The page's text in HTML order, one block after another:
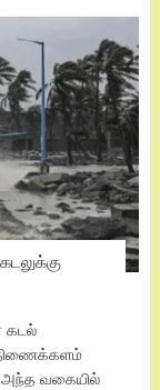
கடல்
திணைக்களம்
வகையில்